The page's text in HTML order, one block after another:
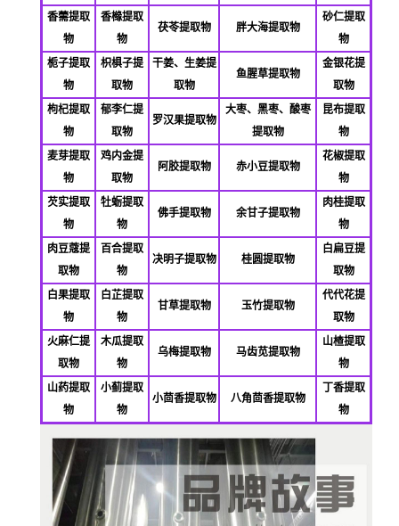
香薷提取
物
香橼提取
物
茯苓提取物 胖大海提取物
砂仁提取
物
栀子提取
物
枳椇子提
取物
干姜、生姜提
取物
鱼腥草提取物
金银花提
取物
枸杞提取
物
郁李仁提
取物
罗汉果提取物
大枣、黑枣、酸枣
提取物
昆布提取
物
麦芽提取
物
鸡内金提
取物
阿胶提取物 赤小豆提取物
花椒提取
物
芡实提取
物
牡蛎提取
物
佛手提取物 余甘子提取物
肉桂提取
物
肉豆蔻提
取物
百合提取
物
决明子提取物 桂圆提取物
白扁豆提
取物
白果提取
物
白芷提取
物
甘草提取物 玉竹提取物
代代花提
取物
火麻仁提
取物
木瓜提取
物
乌梅提取物 马齿苋提取物
山楂提取
物
山药提取
物
小蓟提取
物
小茴香提取物 八角茴香提取物
丁香提取
物